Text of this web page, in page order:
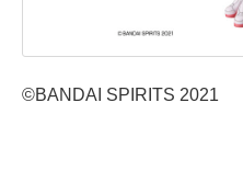
©BANDAI SPIRITS 2021